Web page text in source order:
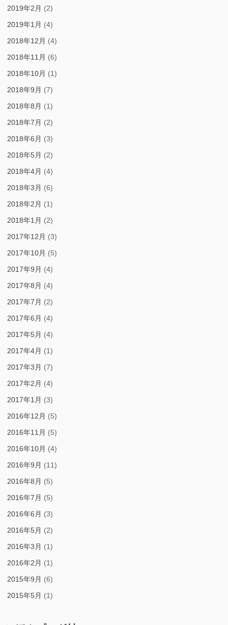
2019年2月 (2)
2019年1月 (4)
2018年12月 (4)
2018年11月 (6)
2018年10月 (1)
2018年9月 (7)
2018年8月 (1)
2018年7月 (2)
2018年6月 (3)
2018年5月 (2)
2018年4月 (4)
2018年3月 (6)
2018年2月 (1)
2018年1月 (2)
2017年12月 (3)
2017年10月 (5)
2017年9月 (4)
2017年8月 (4)
2017年7月 (2)
2017年6月 (4)
2017年5月 (4)
2017年4月 (1)
2017年3月 (7)
2017年2月 (4)
2017年1月 (3)
2016年12月 (5)
2016年11月 (5)
2016年10月 (4)
2016年9月 (11)
2016年8月 (5)
2016年7月 (5)
2016年6月 (3)
2016年5月 (2)
2016年3月 (1)
2016年2月 (1)
2015年9月 (6)
2015年5月 (1)